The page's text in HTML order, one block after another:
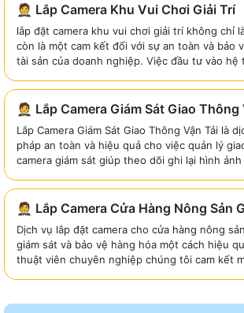
🤵 Lắp Camera Khu Vui Chơi Giải Trí
lắp đặt camera khu vui chơi giải trí không chỉ
còn là một cam kết đối với sự an toàn và bảo
tài sản của doanh nghiệp. Việc đầu tư vào hệ
🤵 Lắp Camera Giám Sát Giao Thông
Lắp Camera Giám Sát Giao Thông Vận Tải là
pháp an toàn và hiệu quả cho việc quản lý
camera giám sát giúp theo dõi ghi lại hình
🤵 Lắp Camera Cửa Hàng Nông Sản
Dịch vụ lắp đặt camera cho cửa hàng nông
giám sát và bảo vệ hàng hóa một cách hiệu
thuật viên chuyên nghiệp chúng tôi cam kết